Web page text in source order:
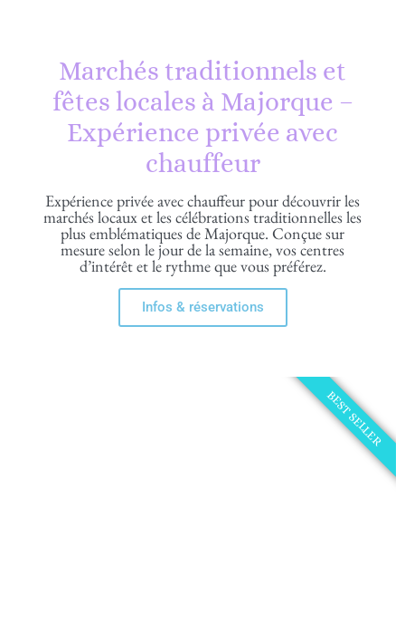
Marchés traditionnels et
fêtes locales à Majorque –
Expérience privée avec
chauffeur
Expérience privée avec chauffeur pour découvrir les
marchés locaux et les célébrations traditionnelles les
plus emblématiques de Majorque. Conçue sur
mesure selon le jour de la semaine, vos centres
d’intérêt et le rythme que vous préférez.
Infos & réservations
BEST SELLER